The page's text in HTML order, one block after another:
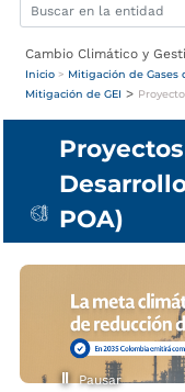
Cambio Climático y
Inicio > Mitigación de Gases
Mitigación de GEI >
POA)
Pausar